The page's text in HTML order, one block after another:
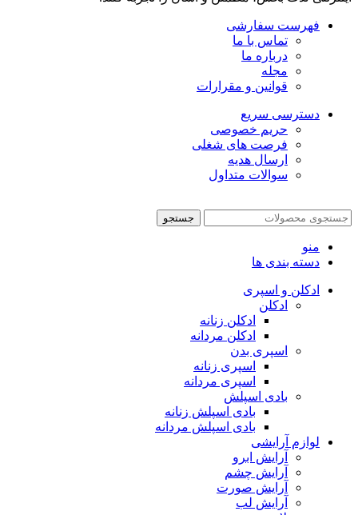
فهرست سفارشی
تماس با ما
درباره ما
مجله
قوانین و مقرارات
دسترسی سریع
حریم خصوصی
فرصت های شغلی
ارسال هدیه
سوالات متداول
جستجو
منو
دسته بندی ها
ادکلن و اسپری
ادکلن
ادکلن زنانه
ادکلن مردانه
اسپری بدن
اسپری زنانه
اسپری مردانه
بادی اسپلش
بادی اسپلش زنانه
بادی اسپلش مردانه
لوازم آرایشی
آرایش ابرو
آرایش چشم
آرایش صورت
آرایش لب